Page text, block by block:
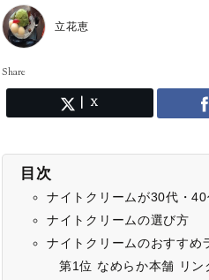
立花恵
Share
X
目次
ナイトクリームが30代・
ナイトクリームの選び方
ナイトクリームのおすすめ
第1位 なめらか本舗 リン